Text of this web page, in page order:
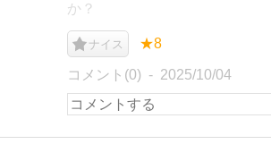
か？
ナイス ★8
コメント(0) 2025/10/04